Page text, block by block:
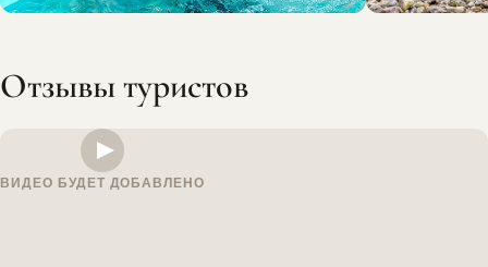
Отзывы туристов
ВИДЕО БУДЕТ ДОБАВЛЕНО